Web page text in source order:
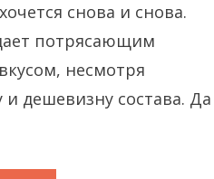
снова и снова.
потрясающим
несмотря
и дешевизну состава. Да